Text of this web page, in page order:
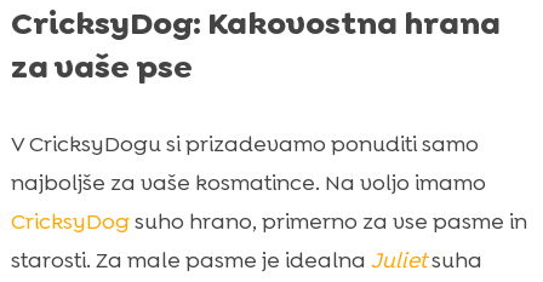
CricksyDog: Kakovostna hrana
za vaše pse
V CricksyDogu si prizadevamo ponuditi samo
najboljše za vaše kosmatince. Na voljo imamo
CricksyDogsuho hrano, primerno za vse pasme in
starosti. Za male pasme je idealna Julietsuha